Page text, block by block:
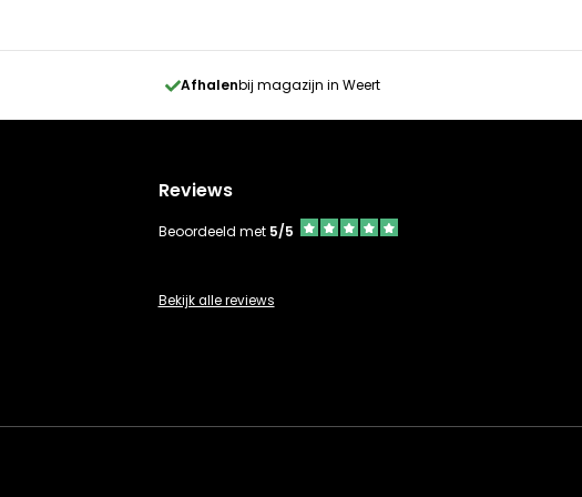
Afhalenbij magazijn in Weert
Reviews
Beoordeeld met 5/5
Bekijk alle reviews